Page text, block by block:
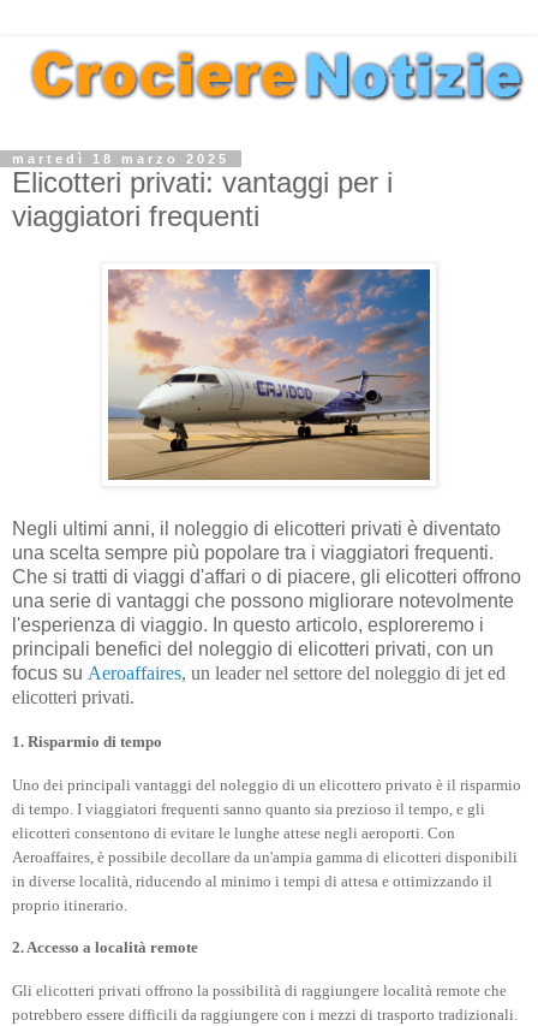
martedì 18 marzo 2025
Elicotteri privati: vantaggi per i
viaggiatori frequenti
Negli ultimi anni, il noleggio di elicotteri privati è diventato
una scelta sempre più popolare tra i viaggiatori frequenti.
Che si tratti di viaggi d'affari o di piacere, gli elicotteri offrono
una serie di vantaggi che possono migliorare notevolmente
l'esperienza di viaggio. In questo articolo, esploreremo i
principali benefici del noleggio di elicotteri privati, con un
focus su Aeroaffaires, un leader nel settore del noleggio di jet ed
elicotteri privati.
1. Risparmio di tempo
Uno dei principali vantaggi del noleggio di un elicottero privato è il risparmio
di tempo. I viaggiatori frequenti sanno quanto sia prezioso il tempo, e gli
elicotteri consentono di evitare le lunghe attese negli aeroporti. Con
Aeroaffaires, è possibile decollare da un'ampia gamma di elicotteri disponibili
in diverse località, riducendo al minimo i tempi di attesa e ottimizzando il
proprio itinerario.
2. Accesso a località remote
Gli elicotteri privati offrono la possibilità di raggiungere località remote che
potrebbero essere difficili da raggiungere con i mezzi di trasporto tradizionali.